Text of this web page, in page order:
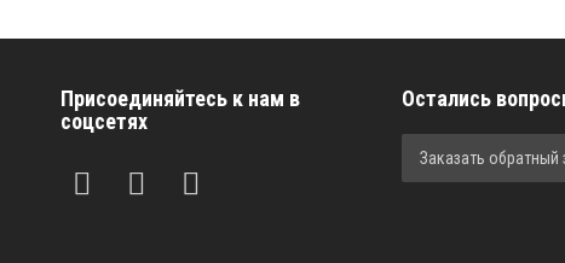
Присоединяйтесь к нам в
соцсетях
Остались
Заказать обратный